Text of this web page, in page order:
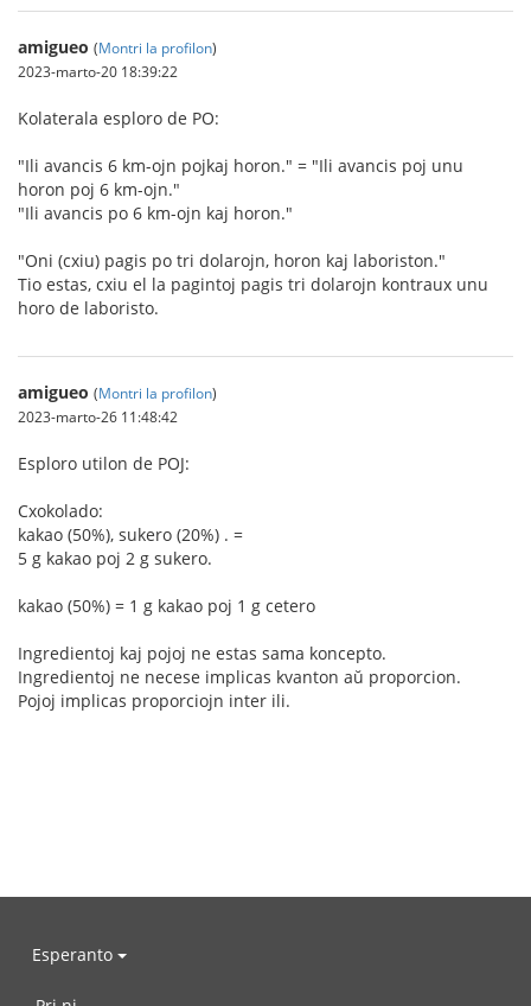
amigueo (Montri la profilon)
2023-marto-20 18:39:22
Kolaterala esploro de PO:
"Ili avancis 6 km-ojn pojkaj horon." = "Ili avancis poj unu
horon poj 6 km-ojn."
"Ili avancis po 6 km-ojn kaj horon."
"Oni (cxiu) pagis po tri dolarojn, horon kaj laboriston."
Tio estas, cxiu el la pagintoj pagis tri dolarojn kontraux unu
horo de laboristo.
amigueo (Montri la profilon)
2023-marto-26 11:48:42
Esploro utilon de POJ:
Cxokolado:
kakao (50%), sukero (20%) . =
5 g kakao poj 2 g sukero.
kakao (50%) = 1 g kakao poj 1 g cetero
Ingredientoj kaj pojoj ne estas sama koncepto.
Ingredientoj ne necese implicas kvanton aŭ proporcion.
Pojoj implicas proporciojn inter ili.
Esperanto